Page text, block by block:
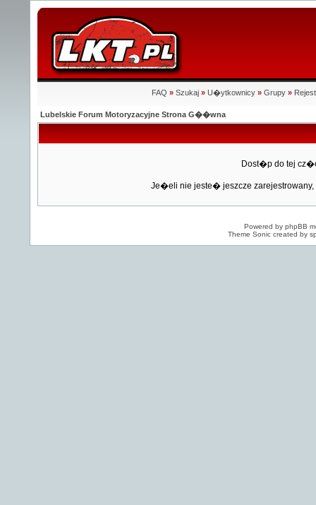
FAQ » Szukaj » U�ytkownicy » Grupy »
Lubelskie Forum Motoryzacyjne Strona G��wna
Dost�p do tej
Je�eli nie jeste� jeszcze
Powered by phpBB
Theme Sonic created by